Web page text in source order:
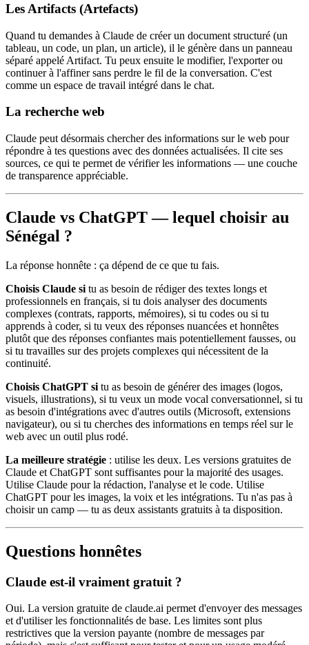
Les Artifacts (Artefacts)
Quand tu demandes à Claude de créer un document structuré (un
tableau, un code, un plan, un article), il le génère dans un panneau
séparé appelé Artifact. Tu peux ensuite le modifier, l'exporter ou
continuer à l'affiner sans perdre le fil de la conversation. C'est
comme un espace de travail intégré dans le chat.
La recherche web
Claude peut désormais chercher des informations sur le web pour
répondre à tes questions avec des données actualisées. Il cite ses
sources, ce qui te permet de vérifier les informations — une couche
de transparence appréciable.
Claude vs ChatGPT — lequel choisir au
Sénégal ?
La réponse honnête : ça dépend de ce que tu fais.
Choisis Claude si tu as besoin de rédiger des textes longs et
professionnels en français, si tu dois analyser des documents
complexes (contrats, rapports, mémoires), si tu codes ou si tu
apprends à coder, si tu veux des réponses nuancées et honnêtes
plutôt que des réponses confiantes mais potentiellement fausses, ou
si tu travailles sur des projets complexes qui nécessitent de la
continuité.
Choisis ChatGPT si tu as besoin de générer des images (logos,
visuels, illustrations), si tu veux un mode vocal conversationnel, si tu
as besoin d'intégrations avec d'autres outils (Microsoft, extensions
navigateur), ou si tu cherches des informations en temps réel sur le
web avec un outil plus rodé.
La meilleure stratégie : utilise les deux. Les versions gratuites de
Claude et ChatGPT sont suffisantes pour la majorité des usages.
Utilise Claude pour la rédaction, l'analyse et le code. Utilise
ChatGPT pour les images, la voix et les intégrations. Tu n'as pas à
choisir un camp — tu as deux assistants gratuits à ta disposition.
Questions honnêtes
Claude est-il vraiment gratuit ?
Oui. La version gratuite de claude.ai permet d'envoyer des messages
et d'utiliser les fonctionnalités de base. Les limites sont plus
restrictives que la version payante (nombre de messages par